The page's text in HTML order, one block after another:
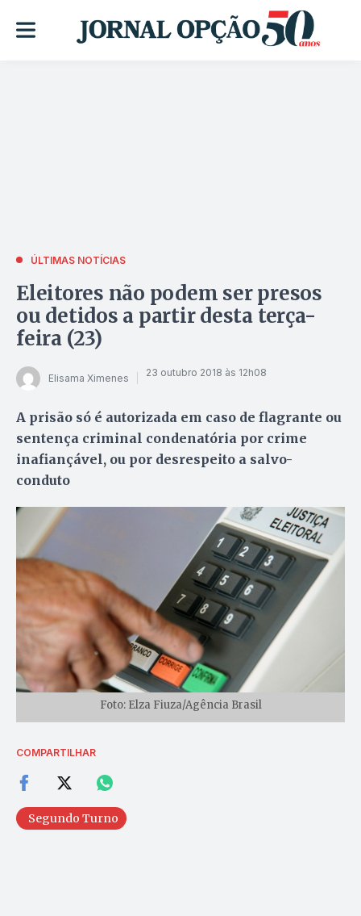
ÚLTIMAS NOTÍCIAS
Eleitores não podem ser presos
ou detidos a partir desta terça-
feira (23)
Elisama Ximenes 23 outubro 2018 às 12h08
A prisão só é autorizada em caso de flagrante ou
sentença criminal condenatória por crime
inafiançável, ou por desrespeito a salvo-
conduto
Foto: Elza Fiuza/Agência Brasil
COMPARTILHAR
Segundo Turno